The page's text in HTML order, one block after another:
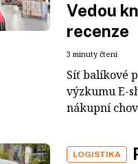
Vedou
recenze
3 minuty čtení
Síť balíkové
výzkumu E-
nákupní
LOGISTIKA